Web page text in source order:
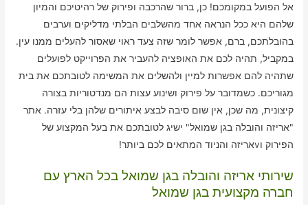
אל הפועל במקומכם! כן, ברור שהרכבה ופירוק של רהיטיכם והמיון
שלהם היא ככל הנראה אחד מהשלבים הבלתי מדליקים וערבים
בהובלתכם, ברם, אפשר לומר שזה צעד ראוי שאסור להעלים ממנו עין.
במקביל, תהיה לכם את האופציה להעביר את הפרוייקט לפועלים
שתהיה להם אפשרות למיין ולהשלים את המשימה לטובתכם את בית
מגוריכם. כשמדובר על פירוק ושינוע עצות הם מנדטוריות בצורה
קיצונית, מה שכן, אין שום סיבה לבצע איתורים שלהן בלי עזרה. אתר
"אריזה והובלה בגן שמואל" ישיג לטובתכם את בעל המקצוע של
הפירוק וvאריזה והניוד המתאים לכם ביותר!
שירותי אריזה והובלה בגן שמואל בכל הארץ עם
חברה מקצועית בגן שמואל